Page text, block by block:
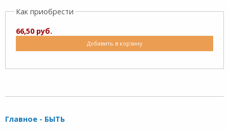
Как приобрести
66,50 руб.
Добавить в корзину
Главное - БЫТЬ